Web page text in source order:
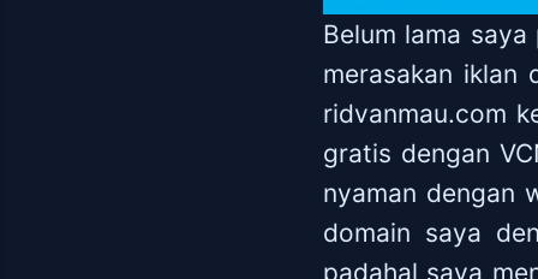
Belum lama
merasakan iklan
ridvanmau.com
gratis dengan
nyaman dengan
domain saya
padahal saya